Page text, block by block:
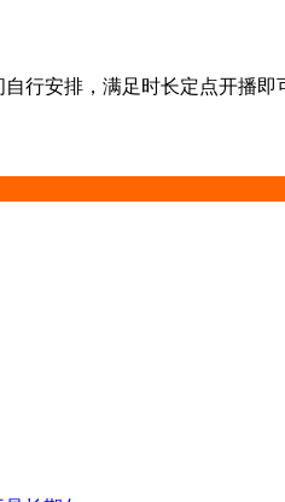
行安排，满足时长定点开播即